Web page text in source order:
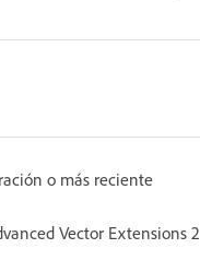
o más reciente
Vector Extensions 2